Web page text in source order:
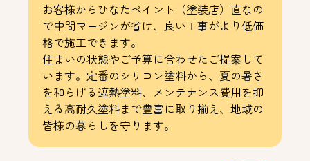
お客様からひなたペイント（塗装店）直なの
で中間マージンが省け、良い工事がより低価
格で施工できます。
住まいの状態やご予算に合わせたご提案して
います。定番のシリコン塗料から、夏の暑さ
を和らげる遮熱塗料、メンテナンス費用を抑
える高耐久塗料まで豊富に取り揃え、地域の
皆様の暮らしを守ります。